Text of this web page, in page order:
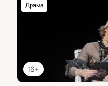
16+
Драма